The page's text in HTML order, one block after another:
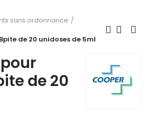
sans ordonnance
de 20 unidoses de 5ml
de 20